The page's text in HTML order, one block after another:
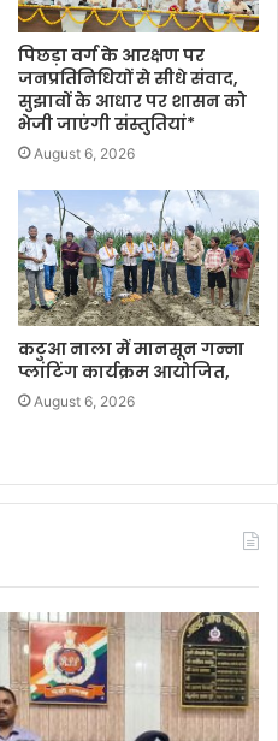
पिछड़ा वर्ग के आरक्षण पर
जनप्रतिनिधियों से सीधे संवाद,
सुझावों के आधार पर शासन को
भेजी जाएंगी संस्तुतियां*
August 6, 2026
कटुआ नाला में मानसून गन्ना
प्लांटिंग कार्यक्रम आयोजित,
August 6, 2026